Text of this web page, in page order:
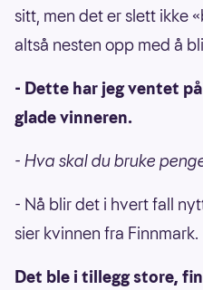
sitt, men det er slett ikke
altså nesten opp med å
- Dette har jeg ventet
glade vinneren.
- Hva skal du bruke
- Nå blir det i hvert fall
sier kvinnen fra Finnmark.
Det ble i tillegg store,